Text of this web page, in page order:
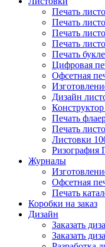
Печать
Печать
Печать
Печать
Печать
Цифровая
Офсетная
Дизайн
Печать
Печать
Листовки
Ризография
Журналы
Офсетная
Печать
Коробки на заказ
Дизайн
Заказать
Заказать